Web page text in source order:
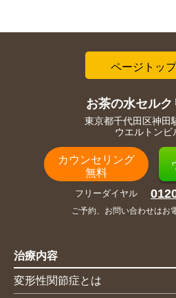
ページトッ
お茶の水セルク
東京都千代田区神田
ウエルトンビ
カウンセリング
無料
フリーダイヤル
ご予約、お問い合わせはお
治療内容
変形性関節症とは